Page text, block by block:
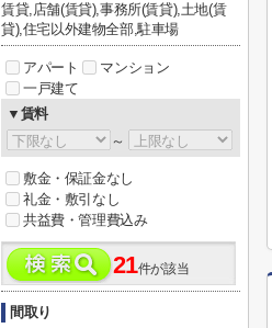
賃貸,店舗(賃貸),事務所(賃貸),土地(賃
貸),住宅以外建物全部,駐車場
アパート
マンション
一戸建て
▼賃料
～
敷金・保証金なし
礼金・敷引なし
共益費・管理費込み
21件が該当
間取り